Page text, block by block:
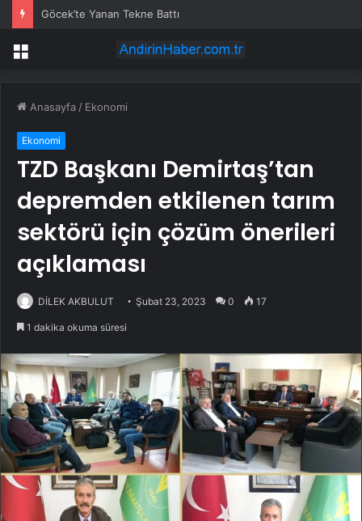
Göcek’te Yanan Tekne Battı
Menü
Anasayfa / Ekonomi
Ekonomi
TZD Başkanı Demirtaş’tan
depremden etkilenen tarım
sektörü için çözüm önerileri
açıklaması
DİLEK AKBULUT Şubat 23, 2023 0 17
1 dakika okuma süresi